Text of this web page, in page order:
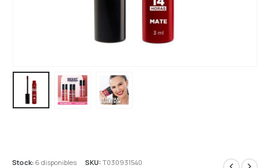
Stock: 6 disponibles SKU:T030931540